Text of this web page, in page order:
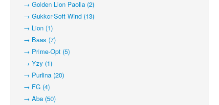
→ Golden Lion Paolla (2)
→ Gukkcr-Soft Wind (13)
→ Lion (1)
→ Baas (7)
→ Prime-Opt (5)
→ Yzy (1)
→ Purlina (20)
→ FG (4)
→ Aba (50)